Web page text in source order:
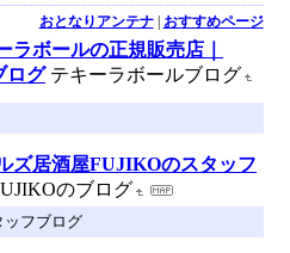
おとなりアンテナ| おすすめページ
ラボールの正規販売店｜
ログ テキーラボールブログ
ズ居酒屋FUJIKOのスタッフ
のブログ
ッフブログ